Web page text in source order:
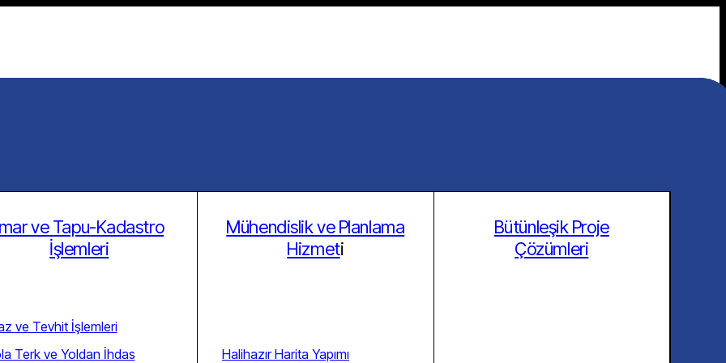
ve Tapu-Kadastro
İşlemleri
ve Tevhit İşlemleri
Terk ve Yoldan İhdas
Mühendislik ve Planlama
Hizmeti
Halihazır Harita Yapımı
Bütünleşik Proje
Çözümleri